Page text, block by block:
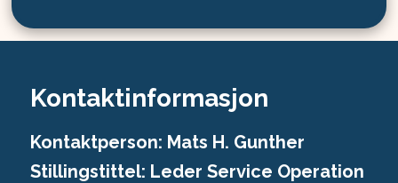
Kontaktinformasjon
Kontaktperson: Mats H. Gunther
Stillingstittel: Leder Service Operation